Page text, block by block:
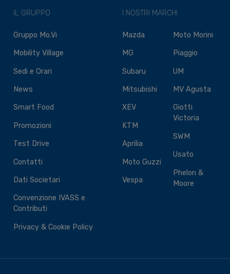
IL GRUPPO
Gruppo Mo.Vi
Mobility Village
Sedi e Orari
News
Smart Food
Promozioni
Test Drive
Contatti
Dati Societari
Convenzione IVASS e
Contributi
Privacy & Cookie Policy
I NOSTRI MARCHI
Mazda
MG
Subaru
Mitsubishi
XEV
KTM
Aprilia
Moto Guzzi
Vespa
Moto Morini
Piaggio
UM
MV Agusta
Giotti
Victoria
SWM
Usato
Phelon &
Moore